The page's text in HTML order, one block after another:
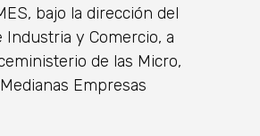
bajo la dirección del
Industria y Comercio, a
de las Micro,
Empresas